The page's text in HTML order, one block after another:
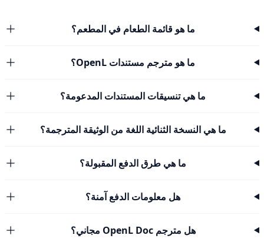
ما هو قائمة الطعام في المطعم؟
ما هو مترجم مستندات OpenL؟
ما هي تنسيقات المستندات المدعومة؟
ما هي النسخة الثنائية اللغة من الوثيقة المترجمة؟
ما هي طرق الدفع المقبولة؟
هل معلومات الدفع آمنة؟
هل مترجم OpenL Doc مجاني؟